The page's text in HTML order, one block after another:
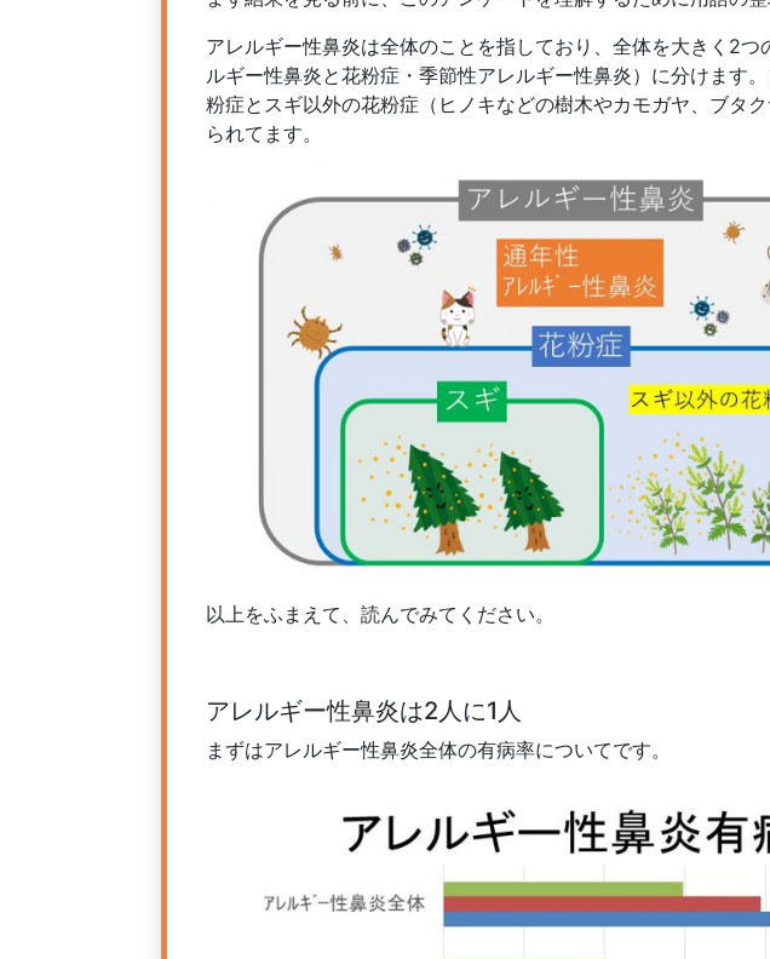
アレルギー性鼻炎は全体のことを指しており、全体を大きく2つ
ルギー性鼻炎と花粉症・季節性アレルギー性鼻炎）に分けます
粉症とスギ以外の花粉症（ヒノキなどの樹木やカモガヤ、ブタ
られてます。
以上をふまえて、読んでみてください。
アレルギー性鼻炎は2人に1人
まずはアレルギー性鼻炎全体の有病率についてです。